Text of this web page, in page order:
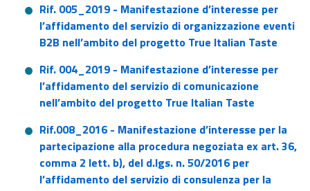
Rif. 005_2019 - Manifestazione d’interesse per
l’affidamento del servizio di organizzazione eventi
B2B nell’ambito del progetto True Italian Taste
Rif. 004_2019 - Manifestazione d’interesse per
l’affidamento del servizio di comunicazione
nell’ambito del progetto True Italian Taste
Rif.008_2016 - Manifestazione d’interesse per la
partecipazione alla procedura negoziata ex art. 36,
comma 2 lett. b), del d.lgs. n. 50/2016 per
l’affidamento del servizio di consulenza per la